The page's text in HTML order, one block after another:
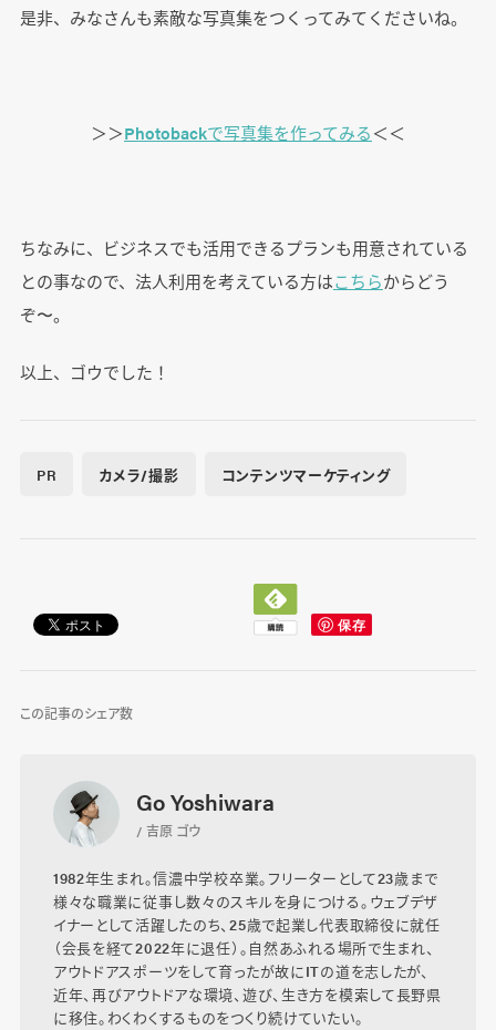
是非、みなさんも素敵な写真集をつくってみてくださいね。
＞＞Photobackで写真集を作ってみる＜＜
ちなみに、ビジネスでも活用できるプランも用意されている
との事なので、法人利用を考えている方はこちらからどう
ぞ〜。
以上、ゴウでした！
PR カメラ/撮影 コンテンツマーケティング
この記事のシェア数
Go Yoshiwara
/ 吉原 ゴウ
1982年生まれ。信濃中学校卒業。フリーターとして23歳まで
様々な職業に従事し数々のスキルを身につける。ウェブデザ
イナーとして活躍したのち、25歳で起業し代表取締役に就任
（会長を経て2022年に退任）。自然あふれる場所で生まれ、
アウトドアスポーツをして育ったが故にITの道を志したが、
近年、再びアウトドアな環境、遊び、生き方を模索して長野県
に移住。わくわくするものをつくり続けていたい。